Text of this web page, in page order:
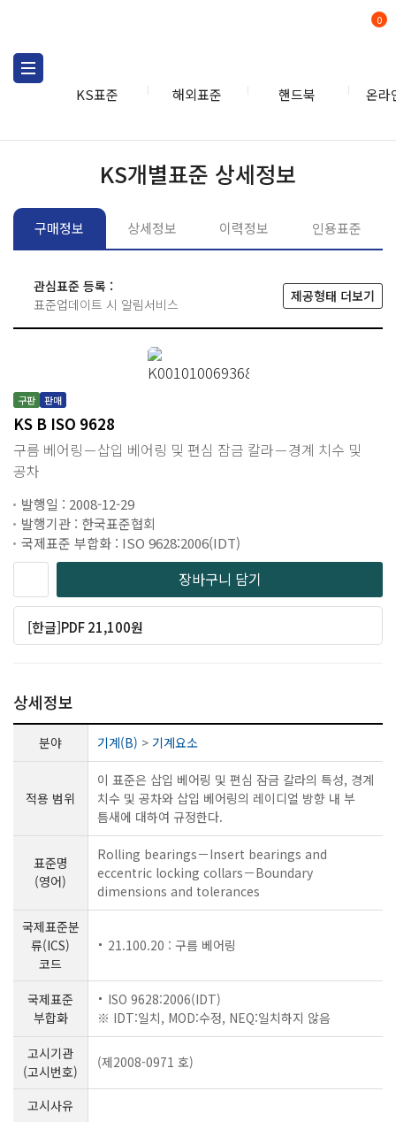
KS표준 해외표준 핸드북 온라
0
KS개별표준 상세정보
구매정보 상세정보 이력정보 인용표준
관심표준 등록 :
표준업데이트 시 알림서비스
제공형태 더보기
구판 판매
KS B ISO 9628
구름 베어링－삽입 베어링 및 편심 잠금 칼라－경계 치수 및
공차
발행일 : 2008-12-29
발행기관 : 한국표준협회
국제표준 부합화 : ISO 9628:2006(IDT)
장바구니 담기
[한글]PDF 21,100원
상세정보
분야 기계(B) > 기계요소
적용 범위
이 표준은 삽입 베어링 및 편심 잠금 칼라의 특성, 경계
치수 및 공차와 삽입 베어링의 레이디얼 방향 내 부
틈새에 대하여 규정한다.
표준명
(영어)
Rolling bearings－Insert bearings and
eccentric locking collars－Boundary
dimensions and tolerances
국제표준분
류(ICS)
코드
21.100.20 : 구름 베어링
국제표준
부합화
ISO 9628:2006(IDT)
※ IDT:일치, MOD:수정, NEQ:일치하지 않음
고시기관
(고시번호)
(제2008-0971 호)
고시사유